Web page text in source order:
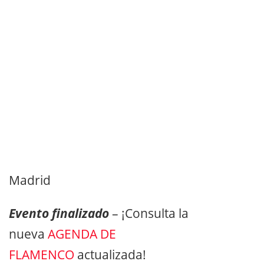
Madrid
Evento finalizado– ¡Consulta la
nueva AGENDA DE
FLAMENCO actualizada!